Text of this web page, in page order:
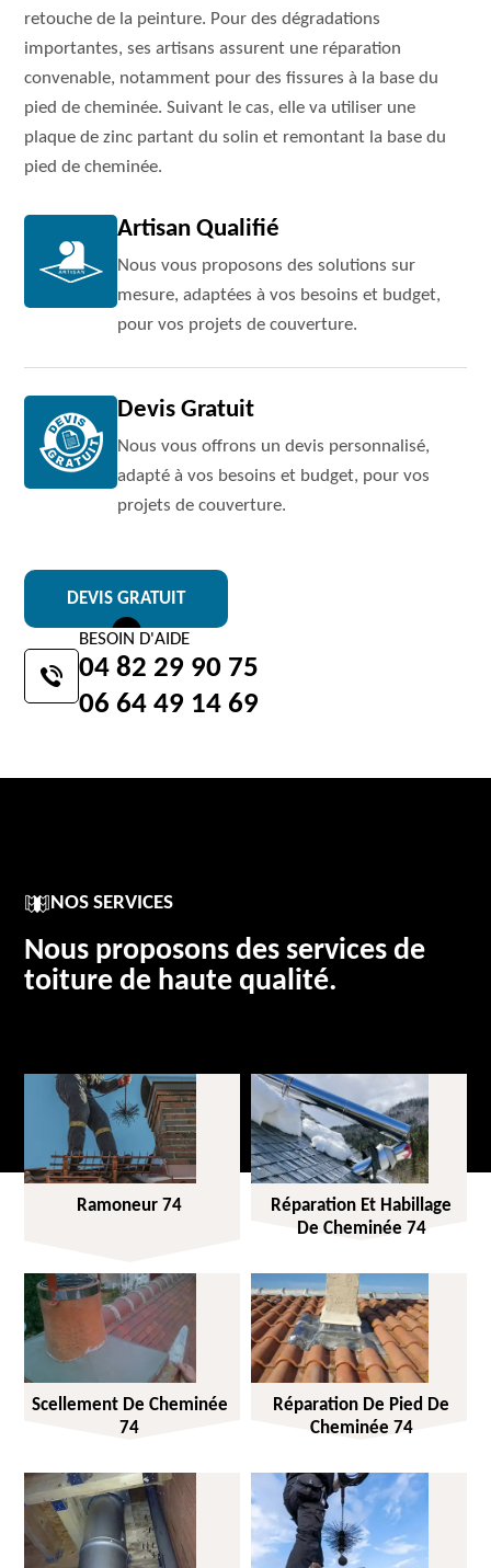
retouche de la peinture. Pour des dégradations
importantes, ses artisans assurent une réparation
convenable, notamment pour des fissures à la base du
pied de cheminée. Suivant le cas, elle va utiliser une
plaque de zinc partant du solin et remontant la base du
pied de cheminée.
Artisan Qualifié
Nous vous proposons des solutions sur
mesure, adaptées à vos besoins et budget,
pour vos projets de couverture.
Devis Gratuit
Nous vous offrons un devis personnalisé,
adapté à vos besoins et budget, pour vos
projets de couverture.
DEVIS GRATUIT
BESOIN D'AIDE
04 82 29 90 75
06 64 49 14 69
NOS SERVICES
Nous proposons des services de
toiture de haute qualité.
Ramoneur 74
Réparation Et Habillage
De Cheminée 74
Scellement De Cheminée
74
Réparation De Pied De
Cheminée 74